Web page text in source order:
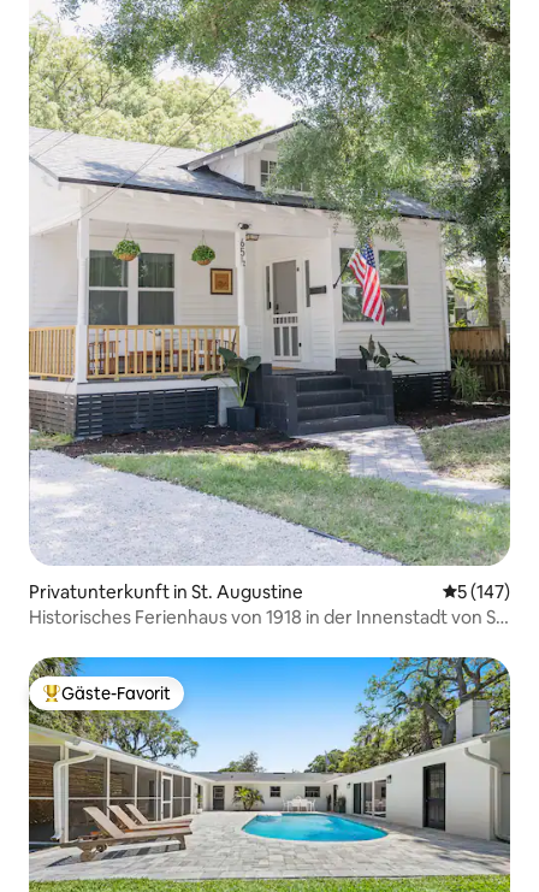
Privatunterkunft in St. Augustine
5 (147)
Historisches Ferienhaus von 1918 in der Innenstadt von St.
Beliebter Gäste-Favorit.
Gäste-Favorit